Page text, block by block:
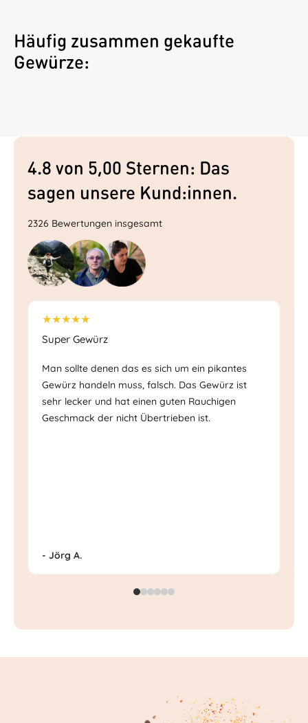
Häufig zusammen gekaufte
Gewürze:
4.8 von 5,00 Sternen: Das
sagen unsere Kund:innen.
2326 Bewertungen insgesamt
★★★★★
Super Gewürz
Man sollte denen das es sich um ein pikantes
Gewürz handeln muss, falsch. Das Gewürz ist
sehr lecker und hat einen guten Rauchigen
Geschmack der nicht Übertrieben ist.
- Jörg A.